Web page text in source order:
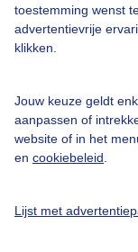
toestemming wenst
advertentievrije
klikken.
Jouw keuze geldt
aanpassen of
website of in het
en cookiebeleid
Lijst met
Buienradar Team
Privacy beleid
Privacy
Gratis weerdata
Buienradar